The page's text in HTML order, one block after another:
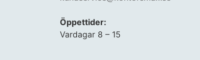
Öppettider:
Vardagar 8 – 15